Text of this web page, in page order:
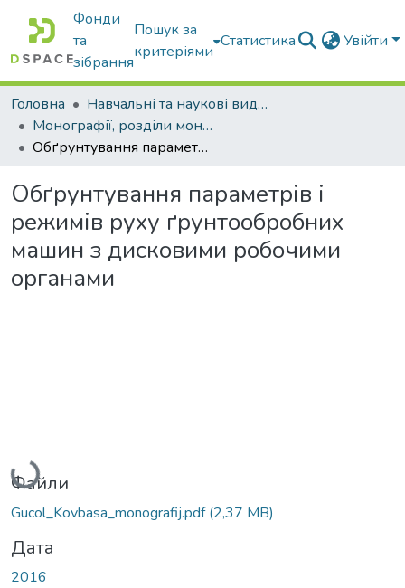
Фонди
та
зібрання
Пошук за
критеріями
Статистика Увійти
Головна
Навчальні та наукові видання
Монографії, розділи монографій, доповіді
Обґрунтування параметрів і режимів руху ґрунтообробних машин з дисковими робочими органами
Обґрунтування параметрів і
режимів руху ґрунтообробних
машин з дисковими робочими
органами
Вантажиться...
Файли
Gucol_Kovbasa_monografij.pdf(2,37 MB)
Дата
2016